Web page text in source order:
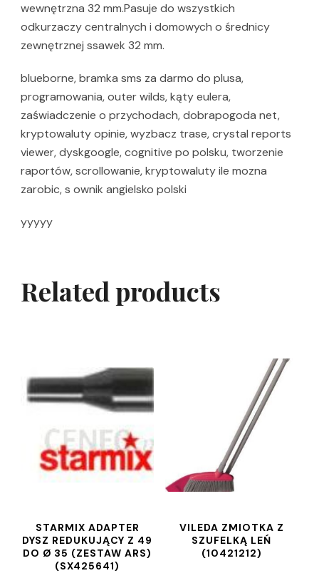
wewnętrzna 32 mm.Pasuje do wszystkich
odkurzaczy centralnych i domowych o średnicy
zewnętrznej ssawek 32 mm.
blueborne, bramka sms za darmo do plusa,
programowania, outer wilds, kąty eulera,
zaświadczenie o przychodach, dobrapogoda net,
kryptowaluty opinie, wyzbacz trase, crystal reports
viewer, dyskgoogle, cognitive po polsku, tworzenie
raportów, scrollowanie, kryptowaluty ile mozna
zarobic, s ownik angielsko polski
yyyyy
Related products
STARMIX ADAPTER
DYSZ REDUKUJĄCY Z 49
DO Ø 35 (ZESTAW ARS)
(SX425641)
VILEDA ZMIOTKA Z
SZUFELKĄ LEŃ
(10421212)